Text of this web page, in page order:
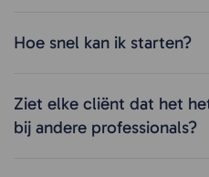
Hoe snel kan ik starten?
Ziet elke cliënt dat het
bij andere professionals?